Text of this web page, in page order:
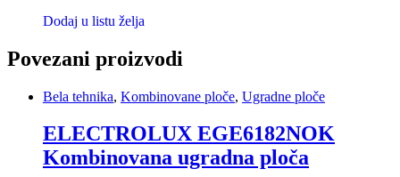
Dodaj u listu želja
Povezani proizvodi
Bela tehnika, Kombinovane ploče, Ugradne ploče
ELECTROLUX EGE6182NOK
Kombinovana ugradna ploča